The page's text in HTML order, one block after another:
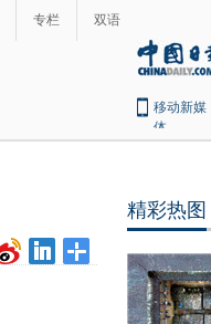
专栏 双语
移动新媒
体
精彩热图